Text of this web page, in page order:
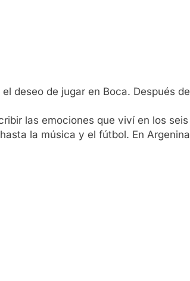
deseo de jugar en Boca. Después
las emociones que viví en los
la música y el fútbol. En